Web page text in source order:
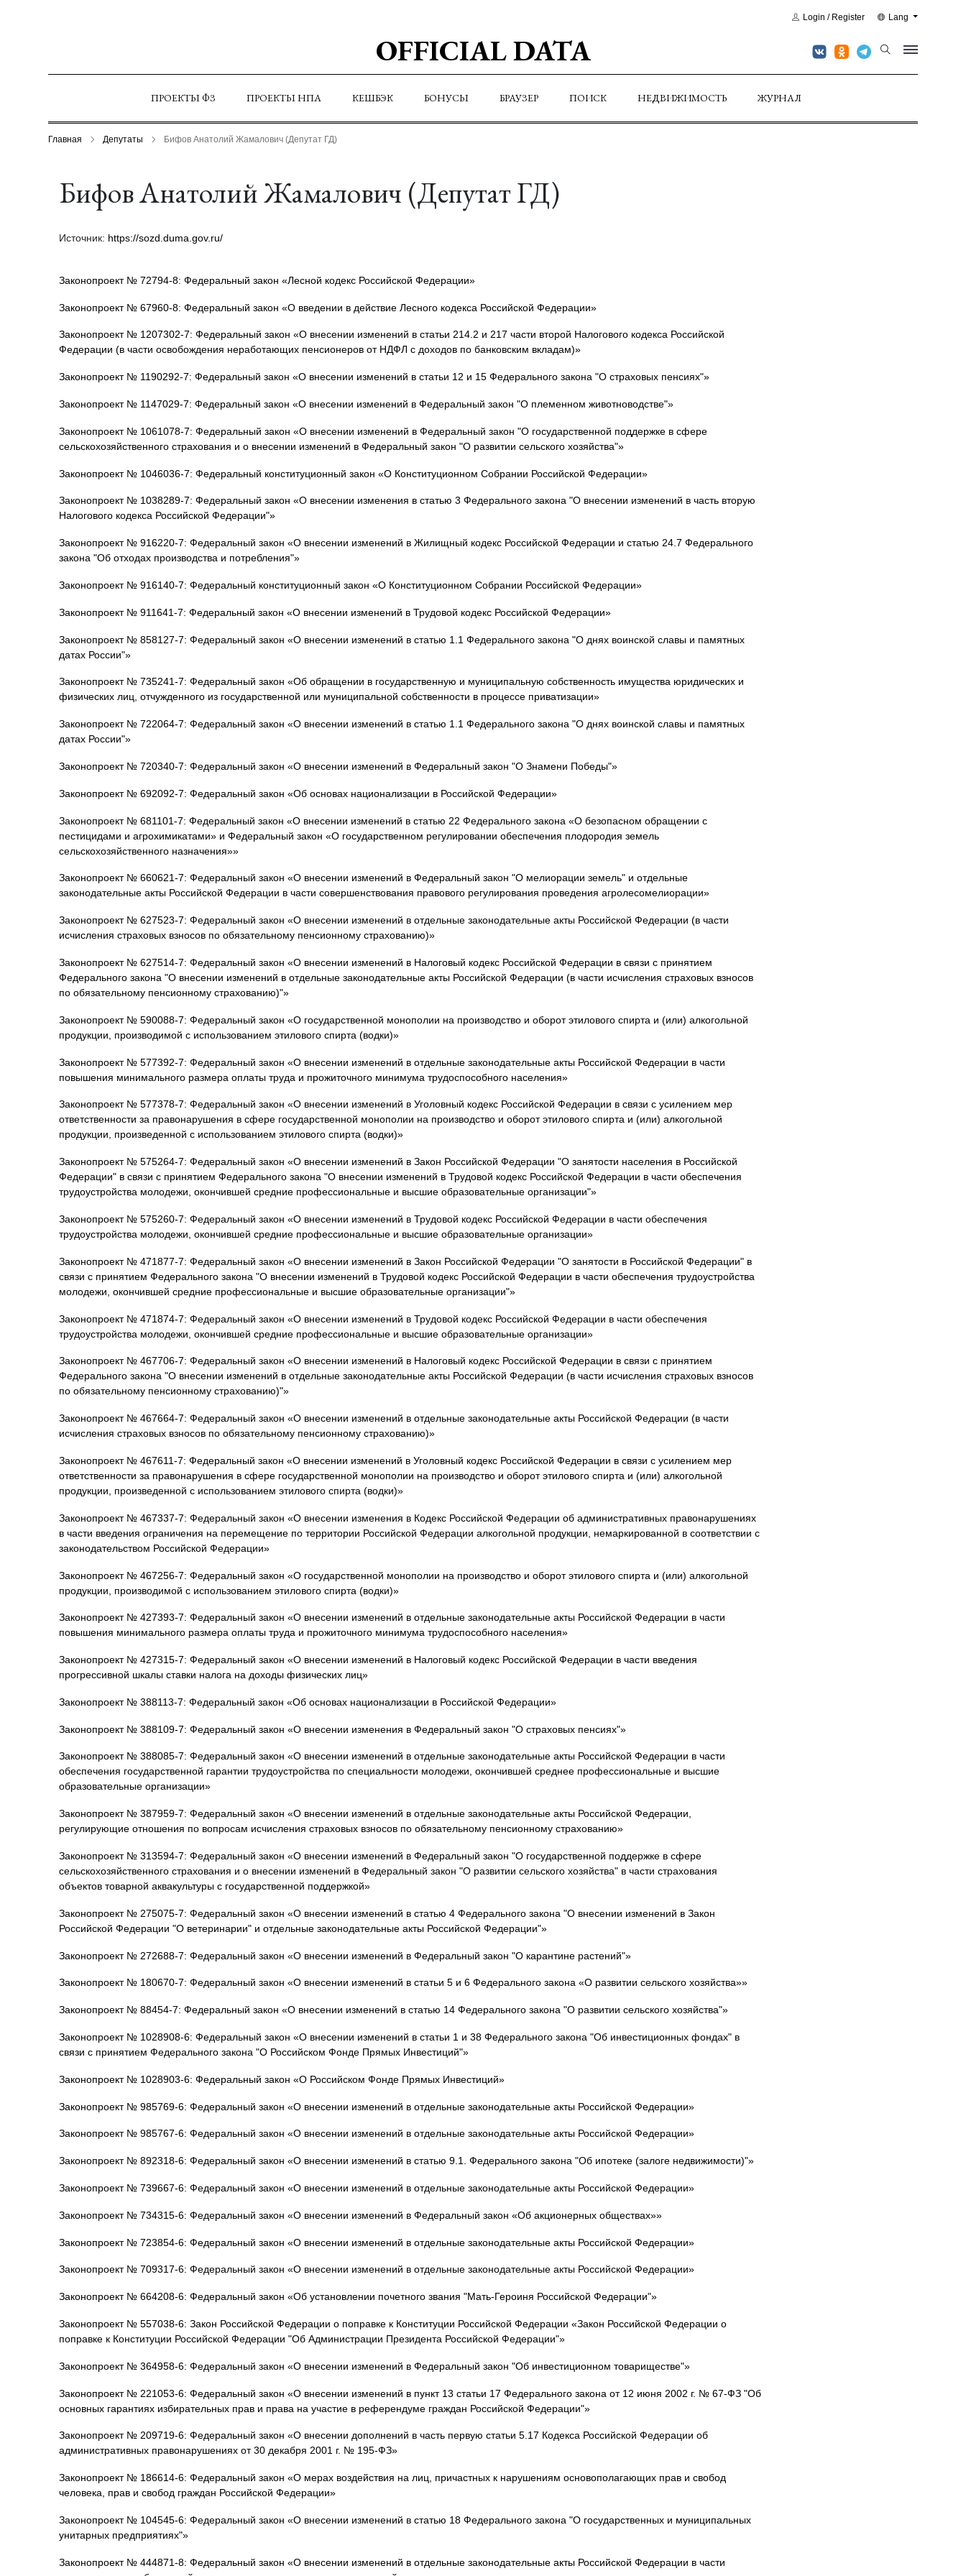
Login / Register Lang
OFFICIAL DATA
ПРОЕКТЫ ФЗ ПРОЕКТЫ НПА КЕШБЭК БОНУСЫ БРАУЗЕР ПОИСК НЕДВИЖИМОСТЬ ЖУРНАЛ
Главная Депутаты Бифов Анатолий Жамалович (Депутат ГД)
Бифов Анатолий Жамалович (Депутат ГД)
Источник: https://sozd.duma.gov.ru/
Законопроект № 72794-8: Федеральный закон «Лесной кодекс Российской Федерации»
Законопроект № 67960-8: Федеральный закон «О введении в действие Лесного кодекса Российской Федерации»
Законопроект № 1207302-7: Федеральный закон «О внесении изменений в статьи 214.2 и 217 части второй Налогового кодекса Российской
Федерации (в части освобождения неработающих пенсионеров от НДФЛ с доходов по банковским вкладам)»
Законопроект № 1190292-7: Федеральный закон «О внесении изменений в статьи 12 и 15 Федерального закона "О страховых пенсиях"»
Законопроект № 1147029-7: Федеральный закон «О внесении изменений в Федеральный закон "О племенном животноводстве"»
Законопроект № 1061078-7: Федеральный закон «О внесении изменений в Федеральный закон "О государственной поддержке в сфере
сельскохозяйственного страхования и о внесении изменений в Федеральный закон "О развитии сельского хозяйства"»
Законопроект № 1046036-7: Федеральный конституционный закон «О Конституционном Собрании Российской Федерации»
Законопроект № 1038289-7: Федеральный закон «О внесении изменения в статью 3 Федерального закона "О внесении изменений в часть вторую
Налогового кодекса Российской Федерации"»
Законопроект № 916220-7: Федеральный закон «О внесении изменений в Жилищный кодекс Российской Федерации и статью 24.7 Федерального
закона "Об отходах производства и потребления"»
Законопроект № 916140-7: Федеральный конституционный закон «О Конституционном Собрании Российской Федерации»
Законопроект № 911641-7: Федеральный закон «О внесении изменений в Трудовой кодекс Российской Федерации»
Законопроект № 858127-7: Федеральный закон «О внесении изменений в статью 1.1 Федерального закона "О днях воинской славы и памятных
датах России"»
Законопроект № 735241-7: Федеральный закон «Об обращении в государственную и муниципальную собственность имущества юридических и
физических лиц, отчужденного из государственной или муниципальной собственности в процессе приватизации»
Законопроект № 722064-7: Федеральный закон «О внесении изменений в статью 1.1 Федерального закона "О днях воинской славы и памятных
датах России"»
Законопроект № 720340-7: Федеральный закон «О внесении изменений в Федеральный закон "О Знамени Победы"»
Законопроект № 692092-7: Федеральный закон «Об основах национализации в Российской Федерации»
Законопроект № 681101-7: Федеральный закон «О внесении изменений в статью 22 Федерального закона «О безопасном обращении с
пестицидами и агрохимикатами» и Федеральный закон «О государственном регулировании обеспечения плодородия земель
сельскохозяйственного назначения»»
Законопроект № 660621-7: Федеральный закон «О внесении изменений в Федеральный закон "О мелиорации земель" и отдельные
законодательные акты Российской Федерации в части совершенствования правового регулирования проведения агролесомелиорации»
Законопроект № 627523-7: Федеральный закон «О внесении изменений в отдельные законодательные акты Российской Федерации (в части
исчисления страховых взносов по обязательному пенсионному страхованию)»
Законопроект № 627514-7: Федеральный закон «О внесении изменений в Налоговый кодекс Российской Федерации в связи с принятием
Федерального закона "О внесении изменений в отдельные законодательные акты Российской Федерации (в части исчисления страховых взносов
по обязательному пенсионному страхованию)"»
Законопроект № 590088-7: Федеральный закон «О государственной монополии на производство и оборот этилового спирта и (или) алкогольной
продукции, производимой с использованием этилового спирта (водки)»
Законопроект № 577392-7: Федеральный закон «О внесении изменений в отдельные законодательные акты Российской Федерации в части
повышения минимального размера оплаты труда и прожиточного минимума трудоспособного населения»
Законопроект № 577378-7: Федеральный закон «О внесении изменений в Уголовный кодекс Российской Федерации в связи с усилением мер
ответственности за правонарушения в сфере государственной монополии на производство и оборот этилового спирта и (или) алкогольной
продукции, произведенной с использованием этилового спирта (водки)»
Законопроект № 575264-7: Федеральный закон «О внесении изменений в Закон Российской Федерации "О занятости населения в Российской
Федерации" в связи с принятием Федерального закона "О внесении изменений в Трудовой кодекс Российской Федерации в части обеспечения
трудоустройства молодежи, окончившей средние профессиональные и высшие образовательные организации"»
Законопроект № 575260-7: Федеральный закон «О внесении изменений в Трудовой кодекс Российской Федерации в части обеспечения
трудоустройства молодежи, окончившей средние профессиональные и высшие образовательные организации»
Законопроект № 471877-7: Федеральный закон «О внесении изменений в Закон Российской Федерации "О занятости в Российской Федерации" в
связи с принятием Федерального закона "О внесении изменений в Трудовой кодекс Российской Федерации в части обеспечения трудоустройства
молодежи, окончившей средние профессиональные и высшие образовательные организации"»
Законопроект № 471874-7: Федеральный закон «О внесении изменений в Трудовой кодекс Российской Федерации в части обеспечения
трудоустройства молодежи, окончившей средние профессиональные и высшие образовательные организации»
Законопроект № 467706-7: Федеральный закон «О внесении изменений в Налоговый кодекс Российской Федерации в связи с принятием
Федерального закона "О внесении изменений в отдельные законодательные акты Российской Федерации (в части исчисления страховых взносов
по обязательному пенсионному страхованию)"»
Законопроект № 467664-7: Федеральный закон «О внесении изменений в отдельные законодательные акты Российской Федерации (в части
исчисления страховых взносов по обязательному пенсионному страхованию)»
Законопроект № 467611-7: Федеральный закон «О внесении изменений в Уголовный кодекс Российской Федерации в связи с усилением мер
ответственности за правонарушения в сфере государственной монополии на производство и оборот этилового спирта и (или) алкогольной
продукции, произведенной с использованием этилового спирта (водки)»
Законопроект № 467337-7: Федеральный закон «О внесении изменения в Кодекс Российской Федерации об административных правонарушениях
в части введения ограничения на перемещение по территории Российской Федерации алкогольной продукции, немаркированной в соответствии с
законодательством Российской Федерации»
Законопроект № 467256-7: Федеральный закон «О государственной монополии на производство и оборот этилового спирта и (или) алкогольной
продукции, производимой с использованием этилового спирта (водки)»
Законопроект № 427393-7: Федеральный закон «О внесении изменений в отдельные законодательные акты Российской Федерации в части
повышения минимального размера оплаты труда и прожиточного минимума трудоспособного населения»
Законопроект № 427315-7: Федеральный закон «О внесении изменений в Налоговый кодекс Российской Федерации в части введения
прогрессивной шкалы ставки налога на доходы физических лиц»
Законопроект № 388113-7: Федеральный закон «Об основах национализации в Российской Федерации»
Законопроект № 388109-7: Федеральный закон «О внесении изменения в Федеральный закон "О страховых пенсиях"»
Законопроект № 388085-7: Федеральный закон «О внесении изменений в отдельные законодательные акты Российской Федерации в части
обеспечения государственной гарантии трудоустройства по специальности молодежи, окончившей среднее профессиональные и высшие
образовательные организации»
Законопроект № 387959-7: Федеральный закон «О внесении изменений в отдельные законодательные акты Российской Федерации,
регулирующие отношения по вопросам исчисления страховых взносов по обязательному пенсионному страхованию»
Законопроект № 313594-7: Федеральный закон «О внесении изменений в Федеральный закон "О государственной поддержке в сфере
сельскохозяйственного страхования и о внесении изменений в Федеральный закон "О развитии сельского хозяйства" в части страхования
объектов товарной аквакультуры с государственной поддержкой»
Законопроект № 275075-7: Федеральный закон «О внесении изменений в статью 4 Федерального закона "О внесении изменений в Закон
Российской Федерации "О ветеринарии" и отдельные законодательные акты Российской Федерации"»
Законопроект № 272688-7: Федеральный закон «О внесении изменений в Федеральный закон "О карантине растений"»
Законопроект № 180670-7: Федеральный закон «О внесении изменений в статьи 5 и 6 Федерального закона «О развитии сельского хозяйства»»
Законопроект № 88454-7: Федеральный закон «О внесении изменений в статью 14 Федерального закона "О развитии сельского хозяйства"»
Законопроект № 1028908-6: Федеральный закон «О внесении изменений в статьи 1 и 38 Федерального закона "Об инвестиционных фондах" в
связи с принятием Федерального закона "О Российском Фонде Прямых Инвестиций"»
Законопроект № 1028903-6: Федеральный закон «О Российском Фонде Прямых Инвестиций»
Законопроект № 985769-6: Федеральный закон «О внесении изменений в отдельные законодательные акты Российской Федерации»
Законопроект № 985767-6: Федеральный закон «О внесении изменений в отдельные законодательные акты Российской Федерации»
Законопроект № 892318-6: Федеральный закон «О внесении изменений в статью 9.1. Федерального закона "Об ипотеке (залоге недвижимости)"»
Законопроект № 739667-6: Федеральный закон «О внесении изменений в отдельные законодательные акты Российской Федерации»
Законопроект № 734315-6: Федеральный закон «О внесении изменений в Федеральный закон «Об акционерных обществах»»
Законопроект № 723854-6: Федеральный закон «О внесении изменений в отдельные законодательные акты Российской Федерации»
Законопроект № 709317-6: Федеральный закон «О внесении изменений в отдельные законодательные акты Российской Федерации»
Законопроект № 664208-6: Федеральный закон «Об установлении почетного звания "Мать-Героиня Российской Федерации"»
Законопроект № 557038-6: Закон Российской Федерации о поправке к Конституции Российской Федерации «Закон Российской Федерации о
поправке к Конституции Российской Федерации "Об Администрации Президента Российской Федерации"»
Законопроект № 364958-6: Федеральный закон «О внесении изменений в Федеральный закон "Об инвестиционном товариществе"»
Законопроект № 221053-6: Федеральный закон «О внесении изменений в пункт 13 статьи 17 Федерального закона от 12 июня 2002 г. № 67-ФЗ "Об
основных гарантиях избирательных прав и права на участие в референдуме граждан Российской Федерации"»
Законопроект № 209719-6: Федеральный закон «О внесении дополнений в часть первую статьи 5.17 Кодекса Российской Федерации об
административных правонарушениях от 30 декабря 2001 г. № 195-ФЗ»
Законопроект № 186614-6: Федеральный закон «О мерах воздействия на лиц, причастных к нарушениям основополагающих прав и свобод
человека, прав и свобод граждан Российской Федерации»
Законопроект № 104545-6: Федеральный закон «О внесении изменений в статью 18 Федерального закона "О государственных и муниципальных
унитарных предприятиях"»
Законопроект № 444871-8: Федеральный закон «О внесении изменений в отдельные законодательные акты Российской Федерации в части